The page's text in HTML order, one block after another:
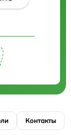
Контакты